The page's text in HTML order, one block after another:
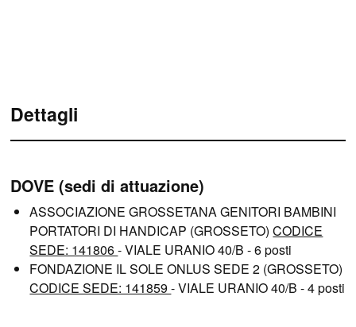
Dettagli
DOVE (sedi di attuazione)
ASSOCIAZIONE GROSSETANA GENITORI BAMBINI
PORTATORI DI HANDICAP (GROSSETO)CODICE
SEDE: 141806- VIALE URANIO 40/B - 6 posti
FONDAZIONE IL SOLE ONLUS SEDE 2 (GROSSETO)
CODICE SEDE: 141859- VIALE URANIO 40/B - 4 posti